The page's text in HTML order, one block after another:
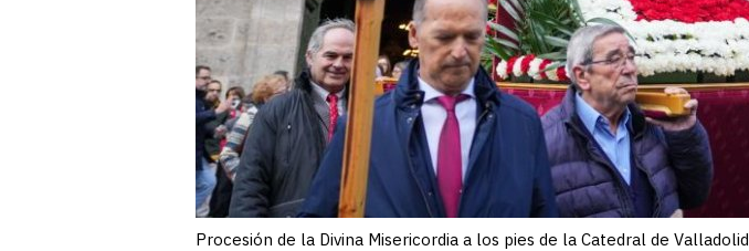
Procesión de la Divina Misericordia a los pies de la Catedral de Valladolid